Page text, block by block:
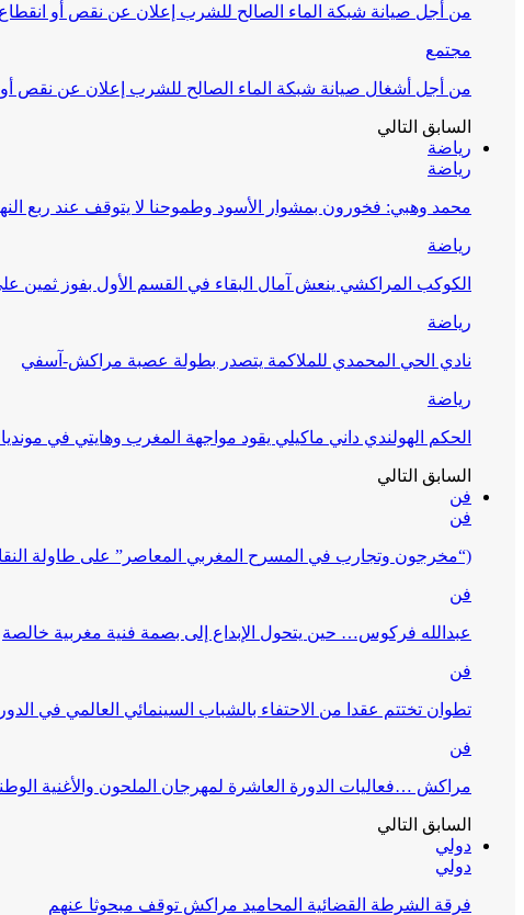
من أجل صيانة شبكة الماء الصالح للشرب إعلان عن نقص أو انقطاع
مجتمع
من أجل أشغال صيانة شبكة الماء الصالح للشرب إعلان عن نقص أو
السابق التالي
رياضة
رياضة
محمد وهبي: فخورون بمشوار الأسود وطموحنا لا يتوقف عند ربع
رياضة
الكوكب المراكشي ينعش آمال البقاء في القسم الأول بفوز ثمين
رياضة
نادي الحي المحمدي للملاكمة يتصدر بطولة عصبة مراكش-آسفي
رياضة
الحكم الهولندي داني ماكيلي يقود مواجهة المغرب وهايتي في مونديال
السابق التالي
فن
فن
(“مخرجون وتجارب في المسرح المغربي المعاصر” على طاولة
فن
عبدالله فركوس… حين يتحول الإبداع إلى بصمة فنية مغربية خالصة
فن
تطوان تختتم عقدا من الاحتفاء بالشباب السينمائي العالمي في
فن
مراكش …فعاليات الدورة العاشرة لمهرجان الملحون والأغنية
السابق التالي
دولي
دولي
فرقة الشرطة القضائية المحاميد مراكش توقف مبحوثا عنهم